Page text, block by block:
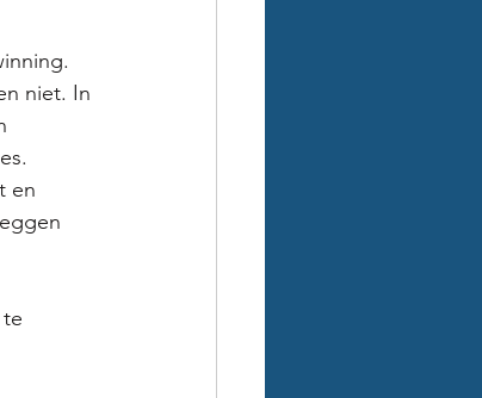
niet. In
en